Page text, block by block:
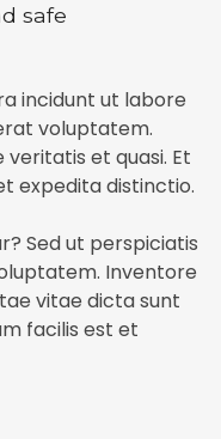
safe
incidunt ut labore
voluptatem.
veritatis et quasi. Et
expedita distinctio.
Sed ut perspiciatis
Inventore
vitae dicta sunt
facilis est et